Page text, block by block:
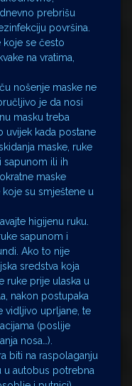
prebrišu
površina.
koje se često
na vratima,
nošenje maske ne
je da nosi
masku treba
uvijek kada postane
maske, ruke
ili ih
maske
su smještene u
higijenu ruku.
sapunom i
Ako to nije
sredstva koja
ruke prije ulaska u
nakon postupaka
vidljivo uprljane, te
(poslije
nosa…).
biti na raspolaganju
u autobus potrebna